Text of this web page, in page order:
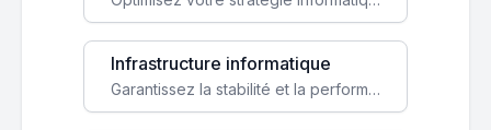
Infrastructure informatique
Garantissez la stabilité et la performance de votre entreprise avec une infrastructure IT sécurisée et évolutive.